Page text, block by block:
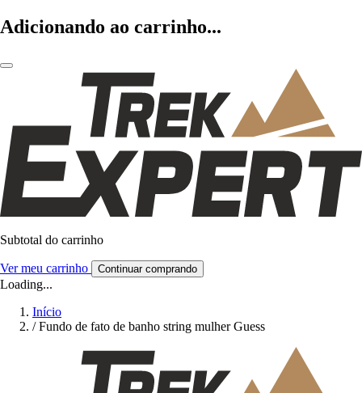
Adicionando ao carrinho...
Subtotal do carrinho
Ver meu carrinho Continuar comprando
Loading...
Início
/ Fundo de fato de banho string mulher Guess